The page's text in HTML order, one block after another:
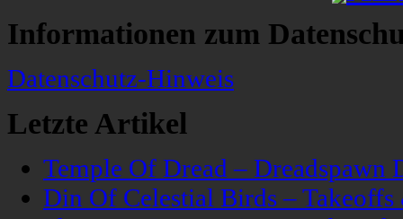
Informationen zum
Datenschutz-Hinweis
Letzte Artikel
Temple Of Dread – Dreadspawn
Din Of Celestial Birds –